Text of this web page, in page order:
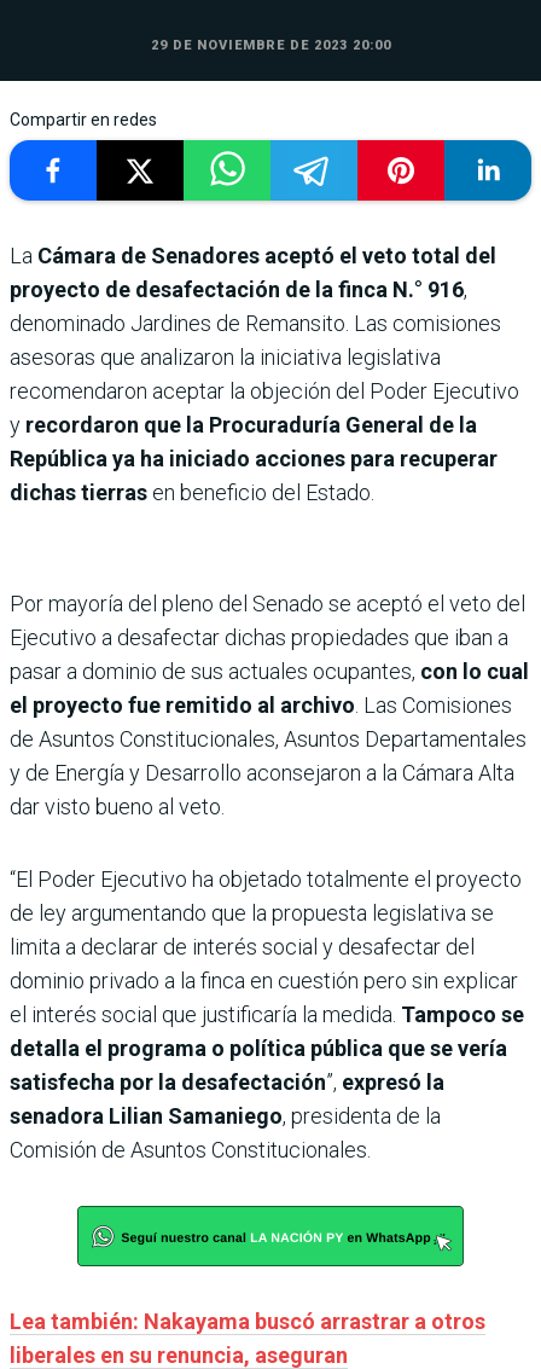
29 DE NOVIEMBRE DE 2023 20:00
Compartir en redes
La Cámara de Senadores aceptó el veto total del
proyecto de desafectación de la finca N.° 916,
denominado Jardines de Remansito. Las comisiones
asesoras que analizaron la iniciativa legislativa
recomendaron aceptar la objeción del Poder Ejecutivo
y recordaron que la Procuraduría General de la
República ya ha iniciado acciones para recuperar
dichas tierras en beneficio del Estado.
Por mayoría del pleno del Senado se aceptó el veto del
Ejecutivo a desafectar dichas propiedades que iban a
pasar a dominio de sus actuales ocupantes, con lo cual
el proyecto fue remitido al archivo . Las Comisiones
de Asuntos Constitucionales, Asuntos Departamentales
y de Energía y Desarrollo aconsejaron a la Cámara Alta
dar visto bueno al veto.
“El Poder Ejecutivo ha objetado totalmente el proyecto
de ley argumentando que la propuesta legislativa se
limita a declarar de interés social y desafectar del
dominio privado a la finca en cuestión pero sin explicar
el interés social que justificaría la medida. Tampoco se
detalla el programa o política pública que se vería
satisfecha por la desafectación”, expresó la
senadora Lilian Samaniego, presidenta de la
Comisión de Asuntos Constitucionales.
Lea también: Nakayama buscó arrastrar a otros
liberales en su renuncia, aseguran